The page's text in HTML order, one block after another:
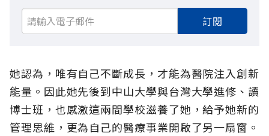
訂閱
她認為，唯有自己不斷成長，才能為醫院注入創新
能量。因此她先後到中山大學與台灣大學進修、讀
博士班，也感激這兩間學校滋養了她，給予她新的
管理思維，更為自己的醫療事業開啟了另一扇窗。